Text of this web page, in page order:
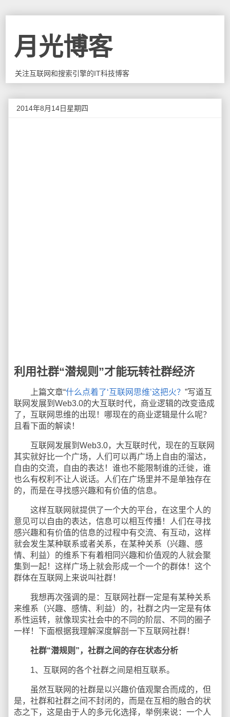
月光博客
关注互联网和搜索引擎的IT科技博客
2014年8月14日星期四
利用社群“潜规则”才能玩转社群经济
上篇文章“什么点着了‘互联网思维’这把火？ ”写道互
联网发展到Web3.0的大互联时代，商业逻辑的改变造成
了，互联网思维的出现！哪现在的商业逻辑是什么呢？
且看下面的解读！
互联网发展到Web3.0，大互联时代，现在的互联网
其实就好比一个广场，人们可以再广场上自由的溜达，
自由的交流，自由的表达！谁也不能限制谁的迁徙，谁
也么有权利不让人说话。人们在广场里并不是单独存在
的，而是在寻找感兴趣和有价值的信息。
这样互联网就提供了一个大的平台，在这里个人的
意见可以自由的表达，信息可以相互传播！人们在寻找
感兴趣和有价值的信息的过程中有交流、有互动，这样
就会发生某种联系或者关系，在某种关系（兴趣、感
情、利益）的维系下有着相同兴趣和价值观的人就会聚
集到一起！这样广场上就会形成一个一个的群体！这个
群体在互联网上来说叫社群！
我想再次强调的是：互联网社群一定是有某种关系
来维系（兴趣、感情、利益）的，社群之内一定是有体
系性运转，就像现实社会中的不同的阶层、不同的圈子
一样！下面根据我理解深度解剖一下互联网社群！
社群“潜规则”，社群之间的存在状态分析
1、互联网的各个社群之间是相互联系。
虽然互联网的社群是以兴趣价值观聚合而成的，但
是，社群和社群之间不封闭的，而是在互相的融合的状
态之下，这是由于人的多元化选择，举例来说：一个人